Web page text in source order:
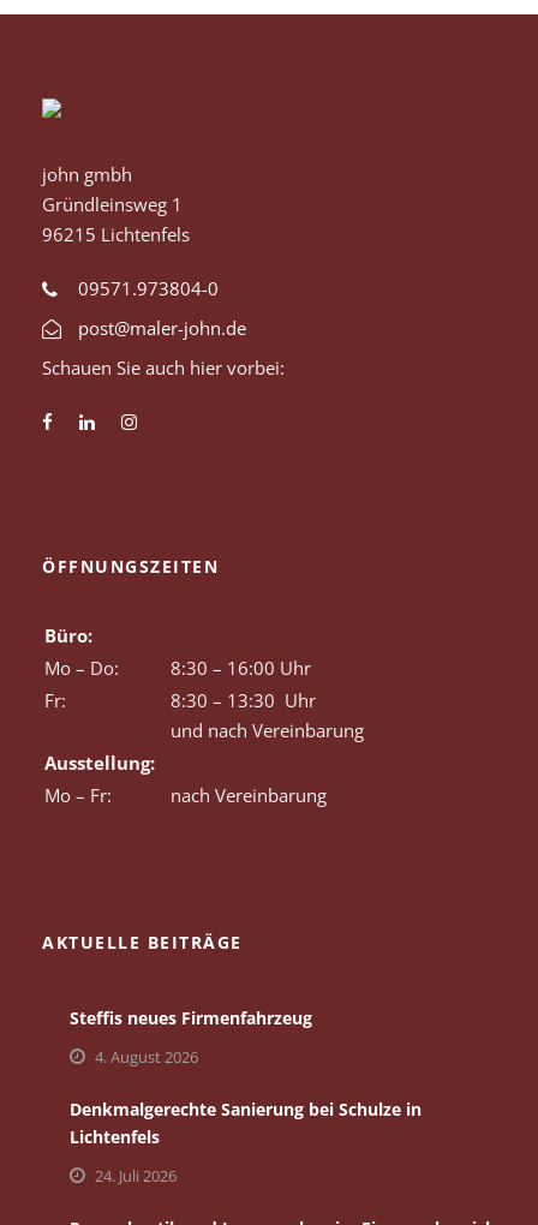
john gmbh
Gründleinsweg 1
96215 Lichtenfels
09571.973804-0
post@maler-john.de
Schauen Sie auch hier vorbei:
ÖFFNUNGSZEITEN
Büro:
Mo – Do:
8:30 – 16:00 Uhr
Fr:
8:30 – 13:30 Uhr
und nach Vereinbarung
Ausstellung:
Mo – Fr:
nach Vereinbarung
AKTUELLE BEITRÄGE
Steffis neues Firmenfahrzeug
4. August 2026
Denkmalgerechte Sanierung bei Schulze in
Lichtenfels
24. Juli 2026